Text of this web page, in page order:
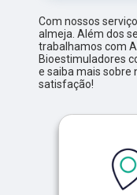
Com nossos
almeja. Além dos
trabalhamos com
Bioestimuladores
e saiba mais sobre
satisfação!